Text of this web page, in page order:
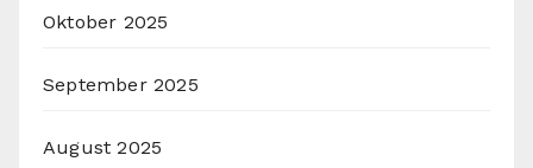
Oktober 2025
September 2025
August 2025